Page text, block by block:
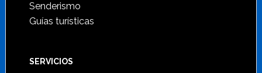
Senderismo
Guías turísticas
SERVICIOS